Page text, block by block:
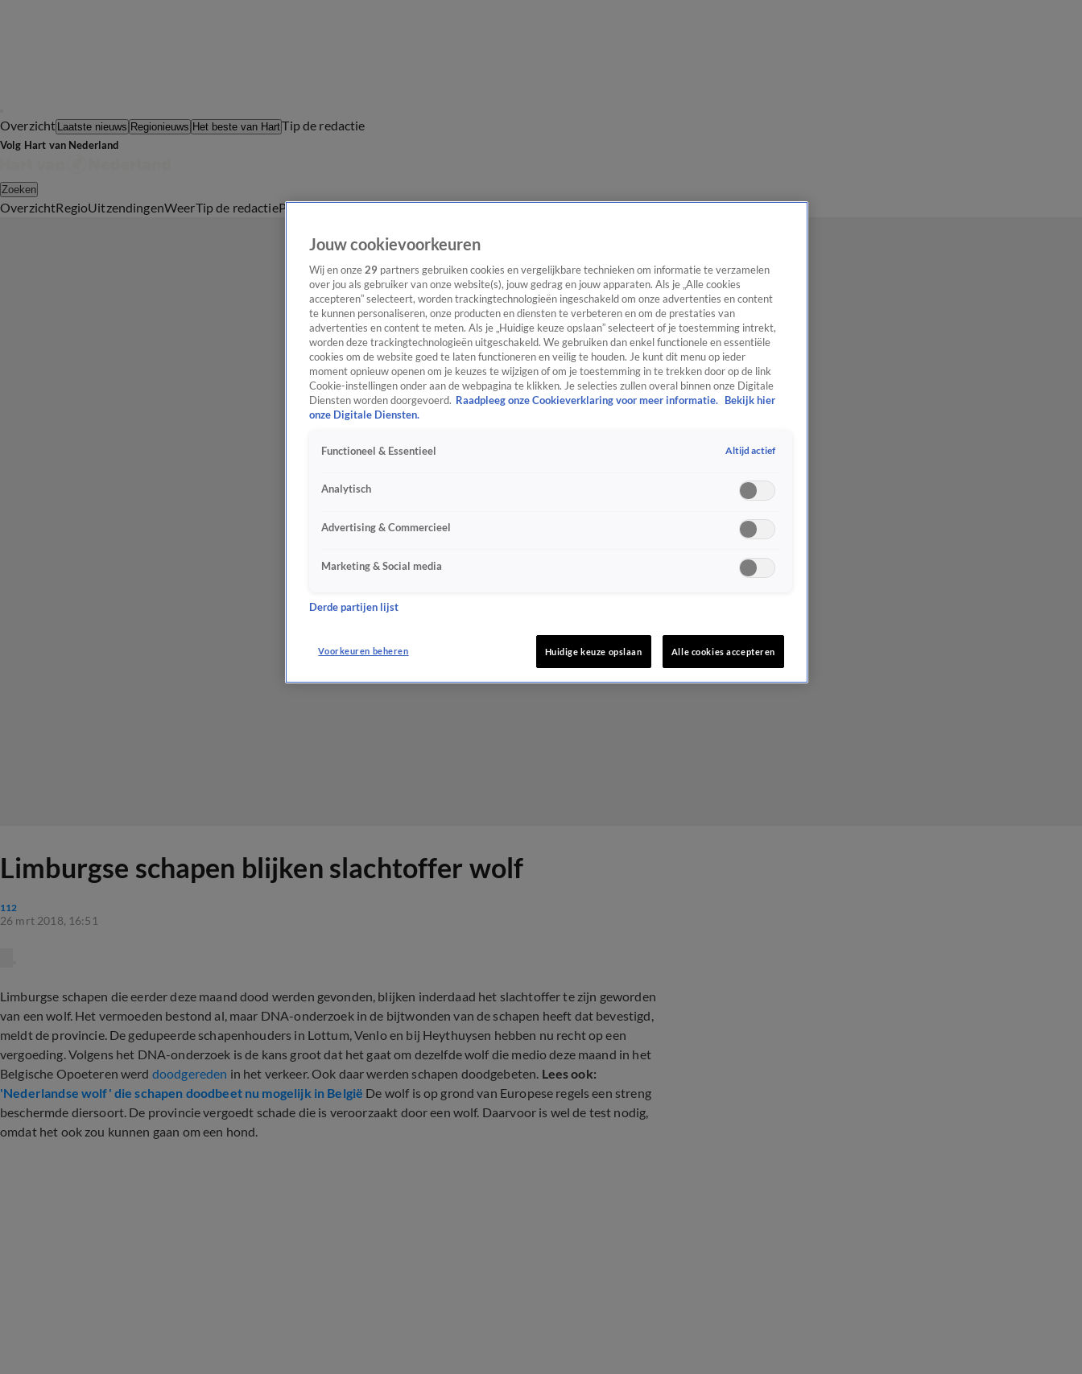
Overzicht Laatste nieuws Regionieuws Het beste van HartTip de redactie
Volg Hart van Nederland
Zoeken
OverzichtRegioUitzendingenWeerTip de redactiePanelVideo's
Limburgse schapen blijken slachtoffer wolf
112
26 mrt 2018, 16:51
Limburgse schapen die eerder deze maand dood werden gevonden, blijken inderdaad het slachtoffer te zijn geworden
van een wolf. Het vermoeden bestond al, maar DNA-onderzoek in de bijtwonden van de schapen heeft dat bevestigd,
meldt de provincie. De gedupeerde schapenhouders in Lottum, Venlo en bij Heythuysen hebben nu recht op een
vergoeding. Volgens het DNA-onderzoek is de kans groot dat het gaat om dezelfde wolf die medio deze maand in het
Belgische Opoeteren werd doodgereden in het verkeer. Ook daar werden schapen doodgebeten. Lees ook:
'Nederlandse wolf' die schapen doodbeet nu mogelijk in België De wolf is op grond van Europese regels een streng
beschermde diersoort. De provincie vergoedt schade die is veroorzaakt door een wolf. Daarvoor is wel de test nodig,
omdat het ook zou kunnen gaan om een hond.
Jouw cookievoorkeuren
Wij en onze 29 partners gebruiken cookies en vergelijkbare technieken om informatie te verzamelen
over jou als gebruiker van onze website(s), jouw gedrag en jouw apparaten. Als je „Alle cookies
accepteren” selecteert, worden trackingtechnologieën ingeschakeld om onze advertenties en content
te kunnen personaliseren, onze producten en diensten te verbeteren en om de prestaties van
advertenties en content te meten. Als je „Huidige keuze opslaan” selecteert of je toestemming intrekt,
worden deze trackingtechnologieën uitgeschakeld. We gebruiken dan enkel functionele en essentiële
cookies om de website goed te laten functioneren en veilig te houden. Je kunt dit menu op ieder
moment opnieuw openen om je keuzes te wijzigen of om je toestemming in te trekken door op de link
Cookie-instellingen onder aan de webpagina te klikken. Je selecties zullen overal binnen onze Digitale
Diensten worden doorgevoerd. Raadpleeg onze Cookieverklaring voor meer informatie.
Bekijk hier
onze Digitale Diensten.
Functioneel & Essentieel Altijd actief
Analytisch
Advertising & Commercieel
Marketing & Social media
Derde partijen lijst
Voorkeuren beheren Huidige keuze opslaan Alle cookies accepteren